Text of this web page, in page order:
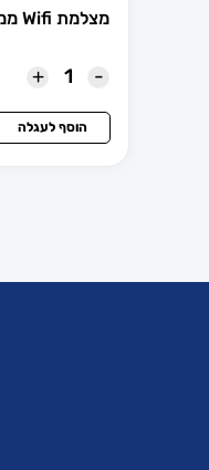
מצלמת Wifi ממונעת לתינוקות
-
+
הוסף לעגלה